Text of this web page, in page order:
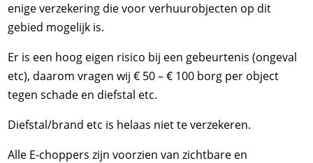
enige verzekering die voor verhuurobjecten op dit
gebied mogelijk is.
Er is een hoog eigen risico bij een gebeurtenis (ongeval
etc), daarom vragen wij € 50 – € 100 borg per object
tegen schade en diefstal etc.
Diefstal/brand etc is helaas niet te verzekeren.
Alle E-choppers zijn voorzien van zichtbare en